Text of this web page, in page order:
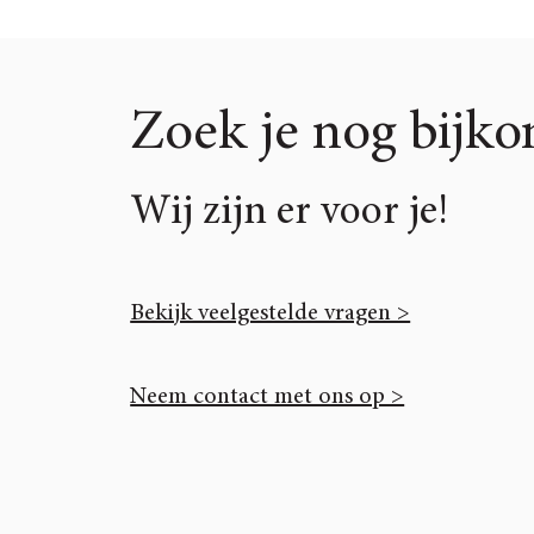
Zoek je nog
Wij zijn er voor je!
Bekijk veelgestelde vragen >
Neem contact met ons op >